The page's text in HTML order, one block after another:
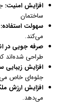
افزایش امنیت:
ساختمان
سهولت استفاده:
می‌کند.
صرفه جویی در
طراحی شده‌اند
افزایش زیبایی
جلوه‌ای خاص
افزایش ارزش
می‌دهد.